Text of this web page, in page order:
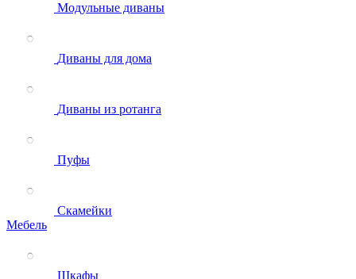
Модульные диваны
Диваны для дома
Диваны из ротанга
Пуфы
Скамейки
Мебель
Шкафы